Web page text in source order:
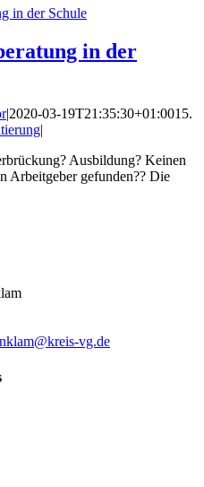
in der Schule
in der
|2020-03-19T21:35:30+01:0015.
|
Ausbildung? Keinen
Arbeitgeber gefunden?? Die
vg.de